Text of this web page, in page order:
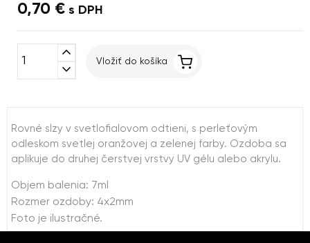
0,70 € s DPH
expand_less
expand_more
Vložiť do košíka
Rovné slzy v svetlofialovom odtieni, s perleťovým
odleskom svetlej oranžovej a zelenej farby. Ozdoba sa
aplikuje do druhej čerstvej vrstvy UV gélu alebo akrylu.
Objem balenia: 7ml
Rozmer ozdoby: 4x2mm
Foto je ilustračné.